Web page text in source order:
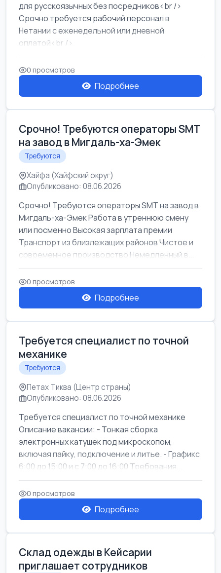
для русскоязычных без посредников<br />
Срочно требуется рабочий персонал в
Нетании с еженедельной или дневной
оплатой<br />
Свежие вакансии в Нетании дл...
0 просмотров
Подробнее
Срочно! Требуются операторы SMT
на завод в Мигдаль-ха-Эмек
Требуются
Хайфа (Хайфский округ)
Опубликовано: 08.06.2026
Срочно! Требуются операторы SMT на завод в
Мигдаль-ха-Эмек Работа в утреннюю смену
или посменно Высокая зарплата премии
Транспорт из близлежащих районов Чистое и
современное производство Немедленный в...
0 просмотров
Подробнее
Требуется специалист по точной
механике
Требуются
Петах Тиква (Центр страны)
Опубликовано: 08.06.2026
Требуется специалист по точной механике
Описание вакансии: - Тонкая сборка
электронных катушек под микроскопом,
включая пайку, подключение и литье. - Графикс
6:00 до 15:00 и с 7:00 до 16:00 Требования...
0 просмотров
Подробнее
Склад одежды в Кейсарии
приглашает сотрудников